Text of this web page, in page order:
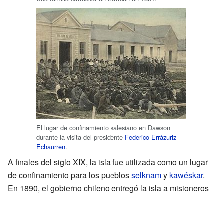
El lugar de confinamiento salesiano en Dawson
durante la visita del presidente Federico Errázuriz
Echaurren.
A finales del siglo XIX, la isla fue utilizada como un lugar
de confinamiento para los pueblosselknamy kawéskar.
En 1890, el gobierno chileno entregó la isla a misioneros